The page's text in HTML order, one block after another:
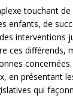
touchant de
enfants, de
interventions
ces différends,
en présentant
qui